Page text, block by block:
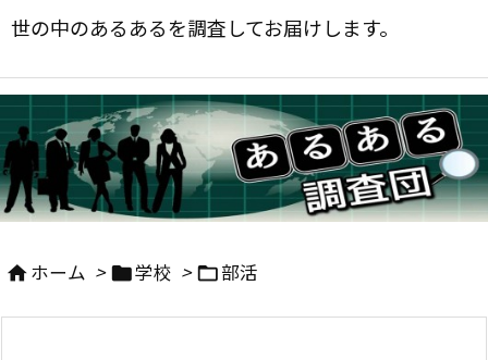
世の中のあるあるを調査してお届けします。
ホーム > 学校 > 部活